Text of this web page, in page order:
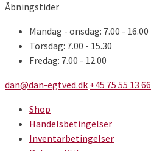
Åbningstider
Mandag - onsdag: 7.00 - 16.00
Torsdag: 7.00 - 15.30
Fredag: 7.00 - 12.00
dan@dan-egtved.dk +45 75 55 13 66
Shop
Handelsbetingelser
Inventarbetingelser